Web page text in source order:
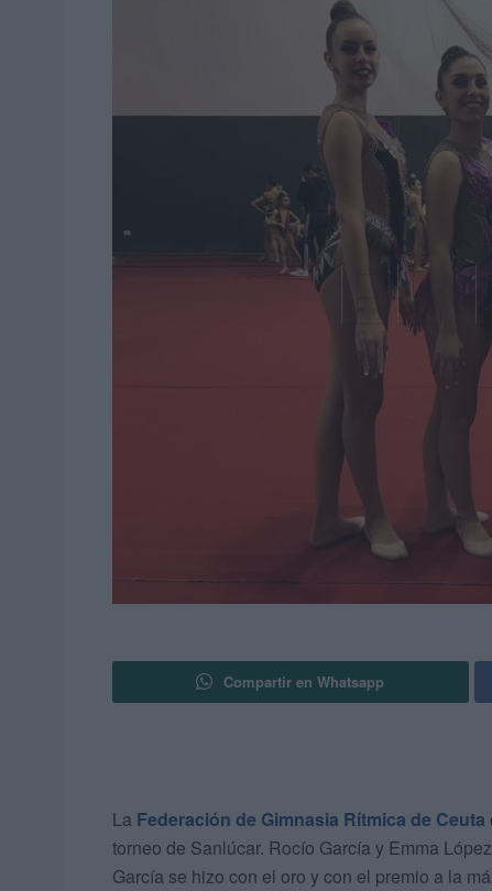
Compartir en Whatsapp
La Federación de Gimnasia Rítmica de Ceuta
torneo de Sanlúcar. Rocío García y Emma
García se hizo con el oro y con el premio a la